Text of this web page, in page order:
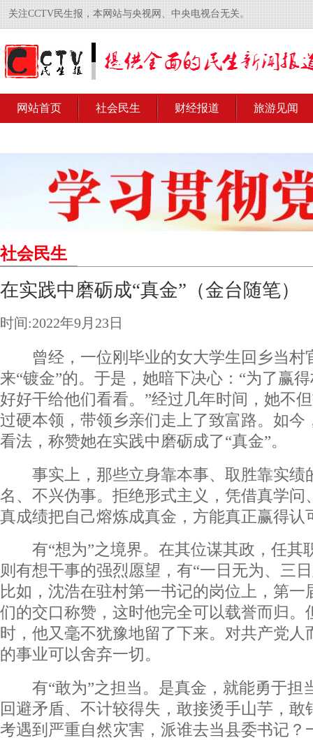
关注CCTV民生报，本网站与央视网、中央电视台无关。
网站首页 社会民生 财经报道 旅游见闻
社会民生
在实践中磨砺成“真金”（金台随笔）
时间:2022年9月23日
曾经，一位刚毕业的女大学生回乡当村
来“镀金”的。于是，她暗下决心：“为了赢
好好干给他们看看。”经过几年时间，她不
过硬本领，带领乡亲们走上了致富路。如今
看法，称赞她在实践中磨砺成了“真金”。
事实上，那些立身靠本事、取胜靠实绩
名、不兴伪事。拒绝形式主义，凭借真学问
真成绩把自己熔炼成真金，方能真正赢得认
有“想为”之境界。在其位谋其政，任其
则有想干事的强烈愿望，有“一日无为、三
比如，沈浩在驻村第一书记的岗位上，第一
们的交口称赞，这时他完全可以载誉而归。
时，他又毫不犹豫地留了下来。对共产党人
的事业可以舍弃一切。
有“敢为”之担当。是真金，就能勇于担
回避矛盾、不计较得失，敢接烫手山芋，敢
考遇到严重自然灾害，派谁去当县委书记？